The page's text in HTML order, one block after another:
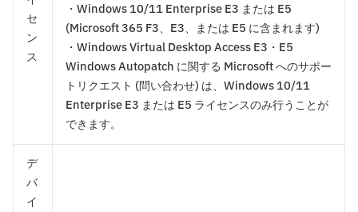
セ
ン
ス
・Windows 10/11 Enterprise E3 または E5
(Microsoft 365 F3、E3、または E5 に含まれます)
・Windows Virtual Desktop Access E3・E5
Windows Autopatch に関する Microsoft へのサポー
トリクエスト (問い合わせ) は、Windows 10/11
Enterprise E3 または E5 ライセンスのみ行うことが
できます。
デ
バ
イ